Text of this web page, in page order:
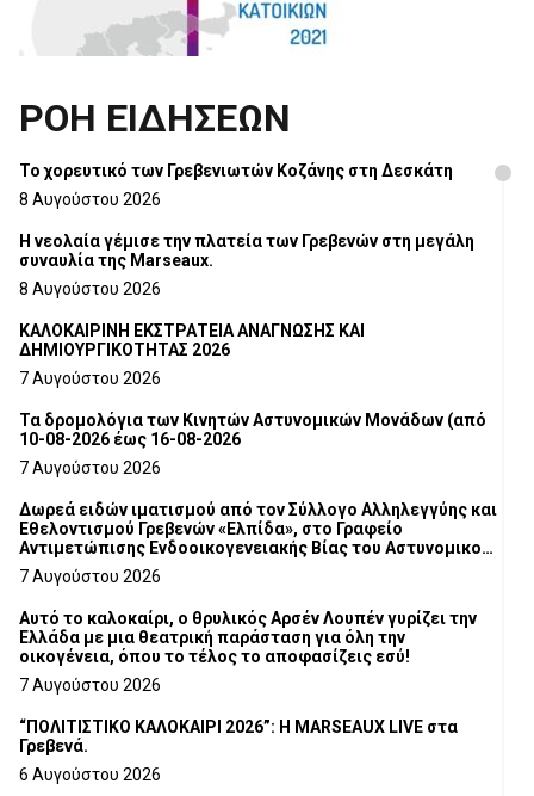
ΡΟΗ ΕΙΔΗΣΕΩΝ
Το χορευτικό των Γρεβενιωτών Κοζάνης στη Δεσκάτη
8 Αυγούστου 2026
Η νεολαία γέμισε την πλατεία των Γρεβενών στη μεγάλη
συναυλία της Marseaux.
8 Αυγούστου 2026
ΚΑΛΟΚΑΙΡΙΝΗ ΕΚΣΤΡΑΤΕΙΑ ΑΝΑΓΝΩΣΗΣ ΚΑΙ
ΔΗΜΙΟΥΡΓΙΚΟΤΗΤΑΣ 2026
7 Αυγούστου 2026
Τα δρομολόγια των Κινητών Αστυνομικών Μονάδων (από
10-08-2026 έως 16-08-2026
7 Αυγούστου 2026
Δωρεά ειδών ιματισμού από τον Σύλλογο Αλληλεγγύης και
Εθελοντισμού Γρεβενών «Ελπίδα», στο Γραφείο
Αντιμετώπισης Ενδοοικογενειακής Βίας του Αστυνομικού
Τμήματος Γρεβενών
7 Αυγούστου 2026
Αυτό το καλοκαίρι, ο θρυλικός Αρσέν Λουπέν γυρίζει την
Ελλάδα με μια θεατρική παράσταση για όλη την
οικογένεια, όπου το τέλος το αποφασίζεις εσύ!
7 Αυγούστου 2026
“ΠΟΛΙΤΙΣΤΙΚΟ ΚΑΛΟΚΑΙΡΙ 2026”: Η MARSEAUX LIVE στα
Γρεβενά.
6 Αυγούστου 2026